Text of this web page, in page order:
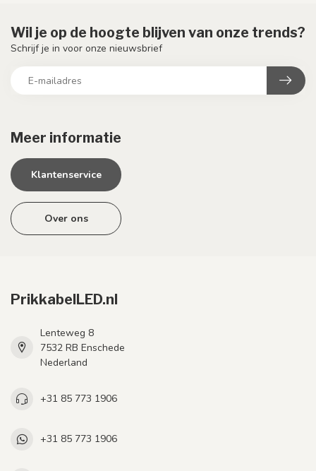
Meer informatie
Klantenservice
Over ons
Wil je op de hoogte blijven van onze trends?
Schrijf je in voor onze nieuwsbrief
PrikkabelLED.nl
Lenteweg 8
7532 RB Enschede
Nederland
+31 85 773 1906
+31 85 773 1906